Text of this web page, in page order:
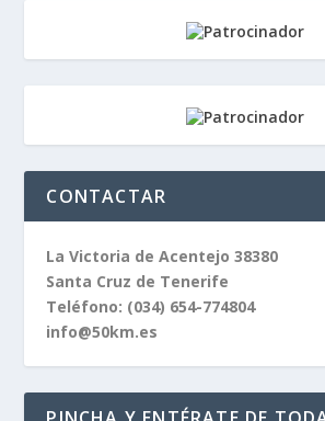
CONTACTAR
La Victoria de Acentejo 38380
Santa Cruz de Tenerife
Teléfono: (034) 654-774804
info@50km.es